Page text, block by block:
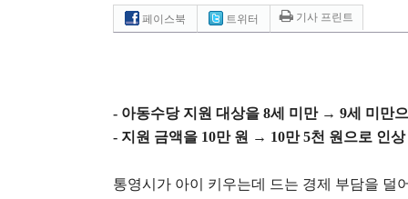
페이스북 트위터 기사 프린트
- 아동수당 지원 대상을 8세 미만 → 9세 미만
- 지원 금액을 10만 원 → 10만5천 원으로 인상
통영시가 아이 키우는데 드는 경제 부담을 덜